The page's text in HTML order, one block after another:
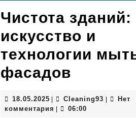
Чистота зданий:
искусство и
технологии
фасадов
18.05.2025 18.05.2025
Сleaning93
Нет
комментария
06:00